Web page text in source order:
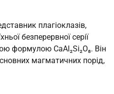
плагіоклазів,
безперервної серії
формулою CaAl₂Si₂O₈. Він
магматичних порід,